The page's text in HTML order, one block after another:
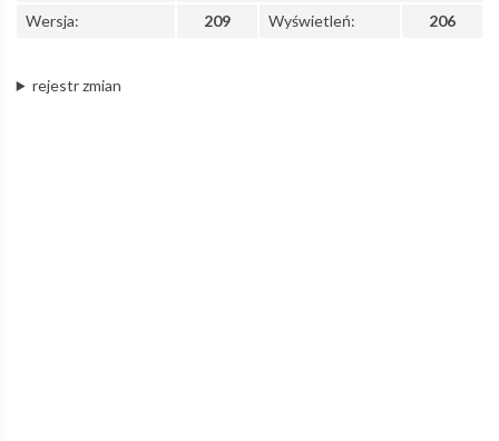
o.o.
Wersja: 209 Wyświetleń: 206
rejestr zmian